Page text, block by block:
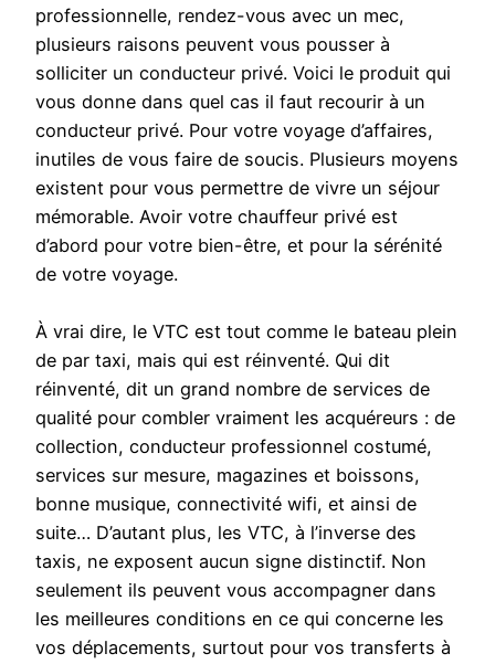
professionnelle, rendez-vous avec un mec,
plusieurs raisons peuvent vous pousser à
solliciter un conducteur privé. Voici le produit qui
vous donne dans quel cas il faut recourir à un
conducteur privé. Pour votre voyage d’affaires,
inutiles de vous faire de soucis. Plusieurs moyens
existent pour vous permettre de vivre un séjour
mémorable. Avoir votre chauffeur privé est
d’abord pour votre bien-être, et pour la sérénité
de votre voyage.
À vrai dire, le VTC est tout comme le bateau plein
de par taxi, mais qui est réinventé. Qui dit
réinventé, dit un grand nombre de services de
qualité pour combler vraiment les acquéreurs : de
collection, conducteur professionnel costumé,
services sur mesure, magazines et boissons,
bonne musique, connectivité wifi, et ainsi de
suite… D’autant plus, les VTC, à l’inverse des
taxis, ne exposent aucun signe distinctif. Non
seulement ils peuvent vous accompagner dans
les meilleures conditions en ce qui concerne les
vos déplacements, surtout pour vos transferts à